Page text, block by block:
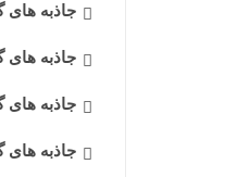
جاذبه های
جاذبه های
جاذبه های
جاذبه های